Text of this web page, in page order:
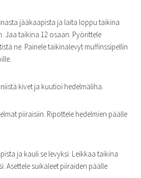
jääkaapista ja laita loppu taikina
Jaa taikina 12 osaan. Pyörittele
ne. Painele taikinalevyt muffinssipellin
kivet ja kuutioi hedelmäliha.
piiraisiin. Ripottele hedelmien päälle
ja kauli se levyksi. Leikkaa taikina
Asettele suikaleet piiraiden päälle